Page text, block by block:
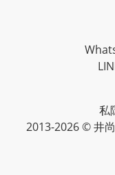
私
2013-2026 © 井